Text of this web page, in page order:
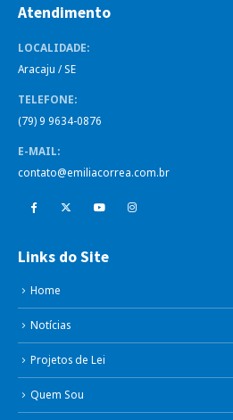
Atendimento
LOCALIDADE:
Aracaju / SE
TELEFONE:
(79) 9 9634-0876
E-MAIL:
contato@emiliacorrea.com.br
Links do Site
Home
Notícias
Projetos de Lei
Quem Sou